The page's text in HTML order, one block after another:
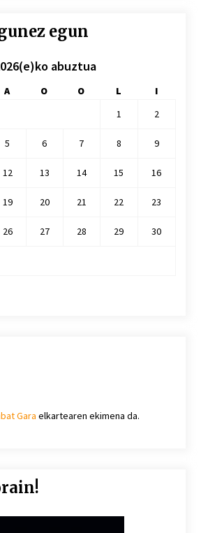
egun
abuztua
A O O L
I
1
2
5 6 7 8 9
12 13 14 15 16
19 20 21 22 23
26 27 28 29 30
Gara elkartearen ekimena da.